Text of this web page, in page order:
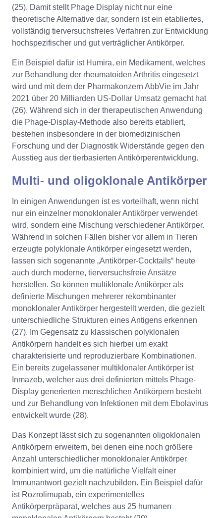
(25). Damit stellt Phage Display nicht nur eine
theoretische Alternative dar, sondern ist ein etabliertes,
vollständig tierversuchsfreies Verfahren zur Entwicklung
hochspezifischer und gut verträglicher Antikörper.
Ein Beispiel dafür ist Humira, ein Medikament, welches
zur Behandlung der rheumatoiden Arthritis eingesetzt
wird und mit dem der Pharmakonzern AbbVie im Jahr
2021 über 20 Milliarden US-Dollar Umsatz gemacht hat
(26). Während sich in der therapeutischen Anwendung
die Phage-Display-Methode also bereits etabliert,
bestehen insbesondere in der biomedizinischen
Forschung und der Diagnostik Widerstände gegen den
Ausstieg aus der tierbasierten Antikörperentwicklung.
Multi- und oligoklonale Antikörper
In einigen Anwendungen ist es vorteilhaft, wenn nicht
nur ein einzelner monoklonaler Antikörper verwendet
wird, sondern eine Mischung verschiedener Antikörper.
Während in solchen Fällen bisher vor allem in Tieren
erzeugte polyklonale Antikörper eingesetzt werden,
lassen sich sogenannte „Antikörper-Cocktails“ heute
auch durch moderne, tierversuchsfreie Ansätze
herstellen. So können multiklonale Antikörper als
definierte Mischungen mehrerer rekombinanter
monoklonaler Antikörper hergestellt werden, die gezielt
unterschiedliche Strukturen eines Antigens erkennen
(27). Im Gegensatz zu klassischen polyklonalen
Antikörpern handelt es sich hierbei um exakt
charakterisierte und reproduzierbare Kombinationen.
Ein bereits zugelassener multiklonaler Antikörper ist
Inmazeb, welcher aus drei definierten mittels Phage-
Display generierten menschlichen Antikörpern besteht
und zur Behandlung von Infektionen mit dem Ebolavirus
entwickelt wurde (28).
Das Konzept lässt sich zu sogenannten oligoklonalen
Antikörpern erweitern, bei denen eine noch größere
Anzahl unterschiedlicher monoklonaler Antikörper
kombiniert wird, um die natürliche Vielfalt einer
Immunantwort gezielt nachzubilden. Ein Beispiel dafür
ist Rozrolimupab, ein experimentelles
Antikörperpräparat, welches aus 25 humanen